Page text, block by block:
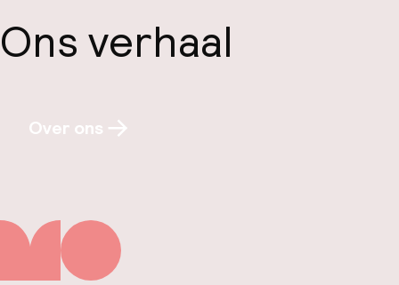
Ons verhaal
Over ons